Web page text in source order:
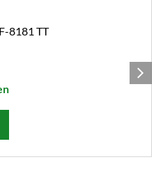
8181 TT